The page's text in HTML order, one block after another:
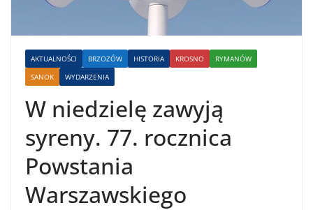
AKTUALNOŚCI BRZOZÓW HISTORIA KROSNO
RYMANÓW
SANOK
WYDARZENIA
W niedzielę zawyją
syreny. 77. rocznica
Powstania
Warszawskiego